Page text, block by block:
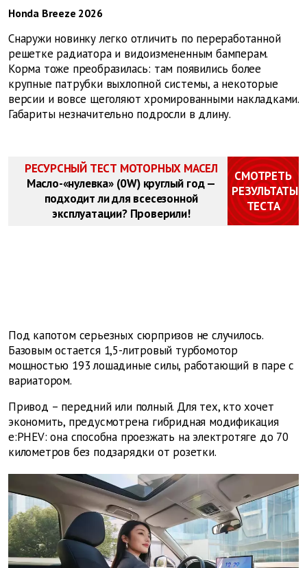
Honda Breeze 2026
Снаружи новинку легко отличить по переработанной
решетке радиатора и видоизмененным бамперам.
Корма тоже преобразилась: там появились более
крупные патрубки выхлопной системы, а некоторые
версии и вовсе щеголяют хромированными накладками.
Габариты незначительно подросли в длину.
РЕСУРСНЫЙ ТЕСТ МОТОРНЫХ МАСЕЛ
Масло-«нулевка» (0W) круглый год —
подходит ли для всесезонной
эксплуатации? Проверили!
СМОТРЕТЬ
РЕЗУЛЬТАТЫ
ТЕСТА
Под капотом серьезных сюрпризов не случилось.
Базовым остается 1,5-литровый турбомотор
мощностью 193 лошадиные силы, работающий в паре с
вариатором.
Привод – передний или полный. Для тех, кто хочет
экономить, предусмотрена гибридная модификация
e:PHEV: она способна проезжать на электротяге до 70
километров без подзарядки от розетки.